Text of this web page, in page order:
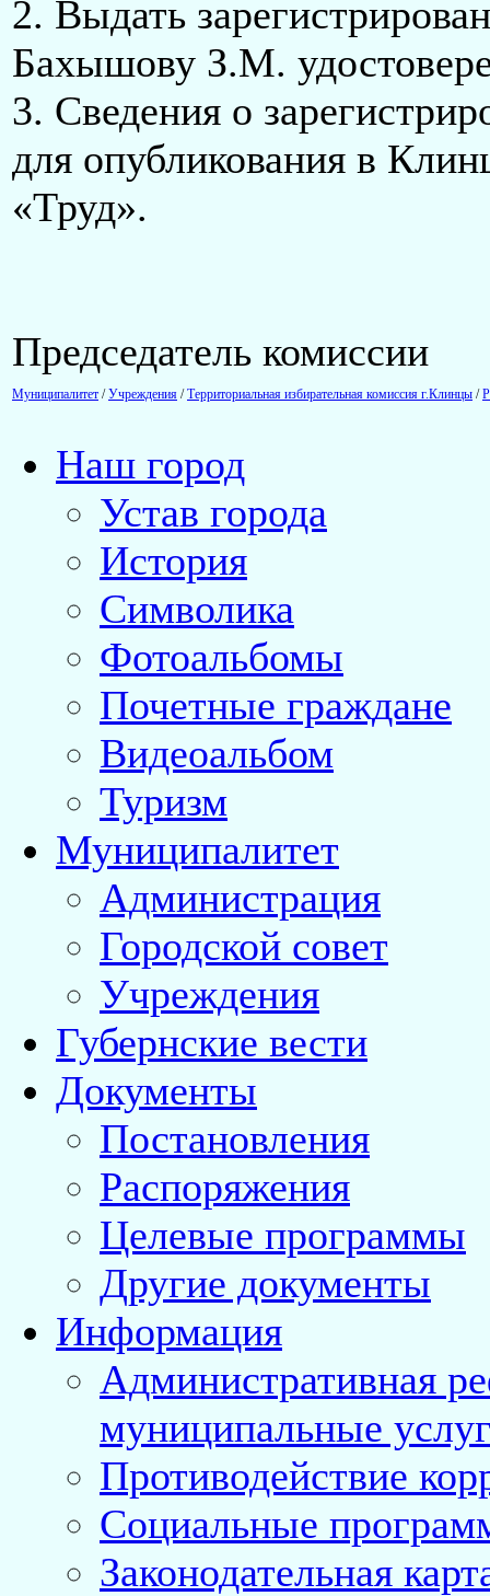
2. Выдать
Бахышову З.М.
3. Сведения о
для опубликования в
«Труд».
Председатель
Муниципалитет /Учреждения /Территориальная избирательная комиссия г.Клинцы /
Наш город
Устав города
История
Символика
Фотоальбомы
Почетные граждане
Видеоальбом
Туризм
Муниципалитет
Администрация
Городской совет
Учреждения
Губернские вести
Документы
Постановления
Распоряжения
Целевые программы
Другие документы
Информация
Административная
муниципальные
Противодействие
Социальные
Законодательная